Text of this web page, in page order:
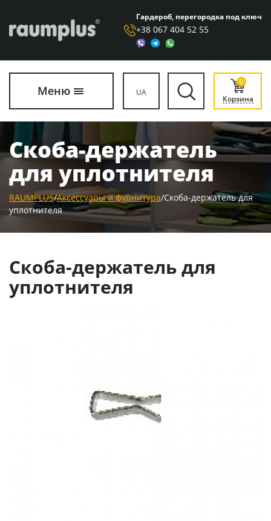
Гардероб, перегородка под ключ
+38 067 404 52 55
Меню UA
0
Корзина
Скоба-держатель
для уплотнителя
RAUMPLUS/Аксессуары и фурнитура/Скоба-держатель для
уплотнителя
Скоба-держатель для
уплотнителя